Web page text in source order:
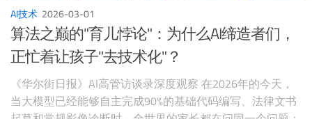
AI技术 2026-03-01
算法之巅的"育儿悖论"：为什么AI缔造者们，
正忙着让孩子"去技术化"？
《华尔街日报》AI高管访谈录深度观察 在2026年的今天，
当大模型已经能够自主完成90%的基础代码编写、法律文书